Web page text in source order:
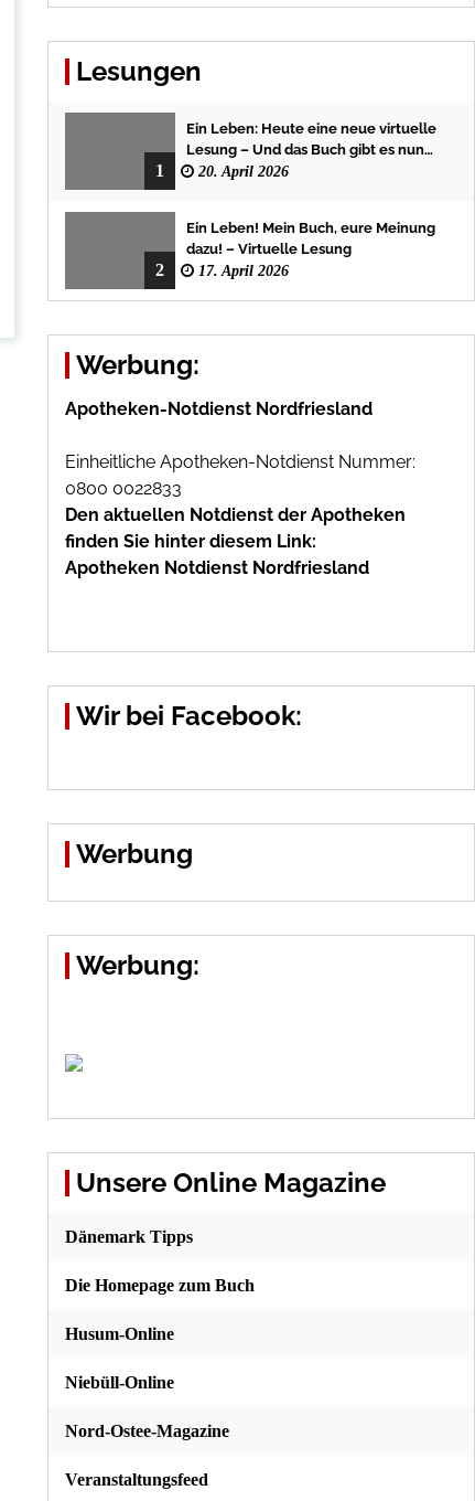
Lesungen
1
Ein Leben: Heute eine neue virtuelle
Lesung – Und das Buch gibt es nun
auch in der Bredstedter
20. April 2026
2
Ein Leben! Mein Buch, eure Meinung
dazu! – Virtuelle Lesung
17. April 2026
Werbung:
Apotheken-Notdienst Nordfriesland
Einheitliche Apotheken-Notdienst Nummer:
0800 0022833
Den aktuellen Notdienst der Apotheken
finden Sie hinter diesem Link:
Apotheken Notdienst Nordfriesland
Wir bei Facebook:
Werbung
Werbung:
Unsere Online Magazine
Dänemark Tipps
Die Homepage zum Buch
Husum-Online
Niebüll-Online
Nord-Ostee-Magazine
Veranstaltungsfeed